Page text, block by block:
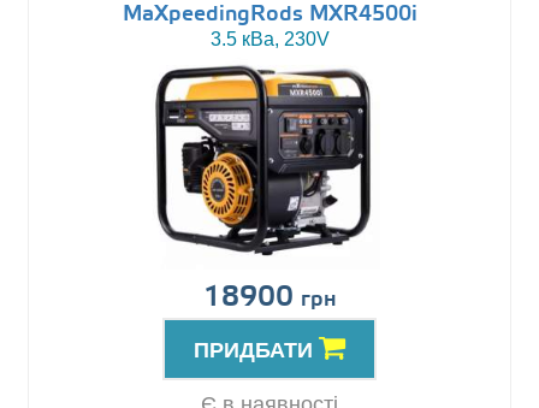
MaXpeedingRods MXR4500i
3.5 кВа, 230V
18900 грн
ПРИДБАТИ